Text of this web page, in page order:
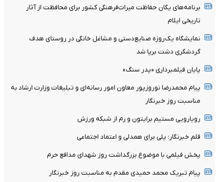
برنامه‌های یگان حفاظت میراث‌فرهنگی کشور برای محافظت از آثار
تاریخی ایلام
نمایشگاه یک‌روزه صنایع‌دستی و مشاغل خانگی در روستای هدف
گردشگری دشت برپا شد
پایان فیلمبرداری «پدر سنگ»
پیام محمدرضا نوروزپور معاون امور رسانه‌ای و تبلیغات وزارت ارشاد به
مناسبت روز خبرنگار
رویارویی مستیم برایتون و رم از شبکه ورزش
قلم خبرنگار؛ پلی برای همدلی و اعتماد اجتماعی
پخش فیلمی با موضوع بزرگداشت روز شهدای مدافع حرم
پیام تبریک محمد حمیدی مقدم به مناسبت روز خبرنگار